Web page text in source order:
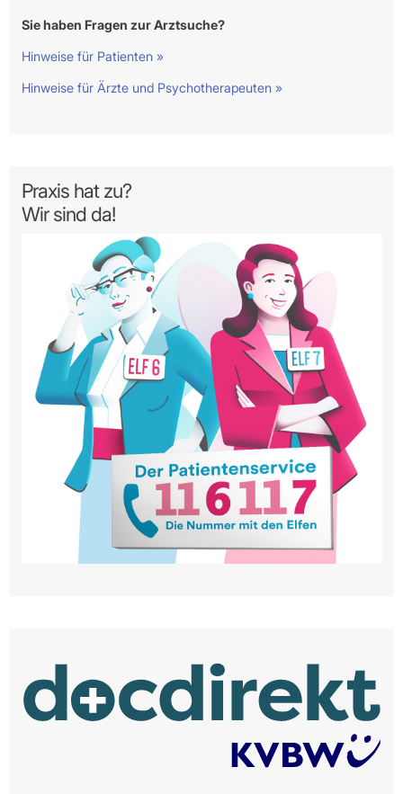
Sie haben Fragen zur Arztsuche?
Hinweise für Patienten »
Hinweise für Ärzte und Psychotherapeuten »
Praxis hat zu?
Wir sind da!